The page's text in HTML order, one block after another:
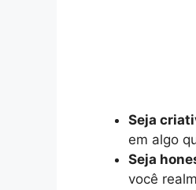
Seja
em algo
Seja
você